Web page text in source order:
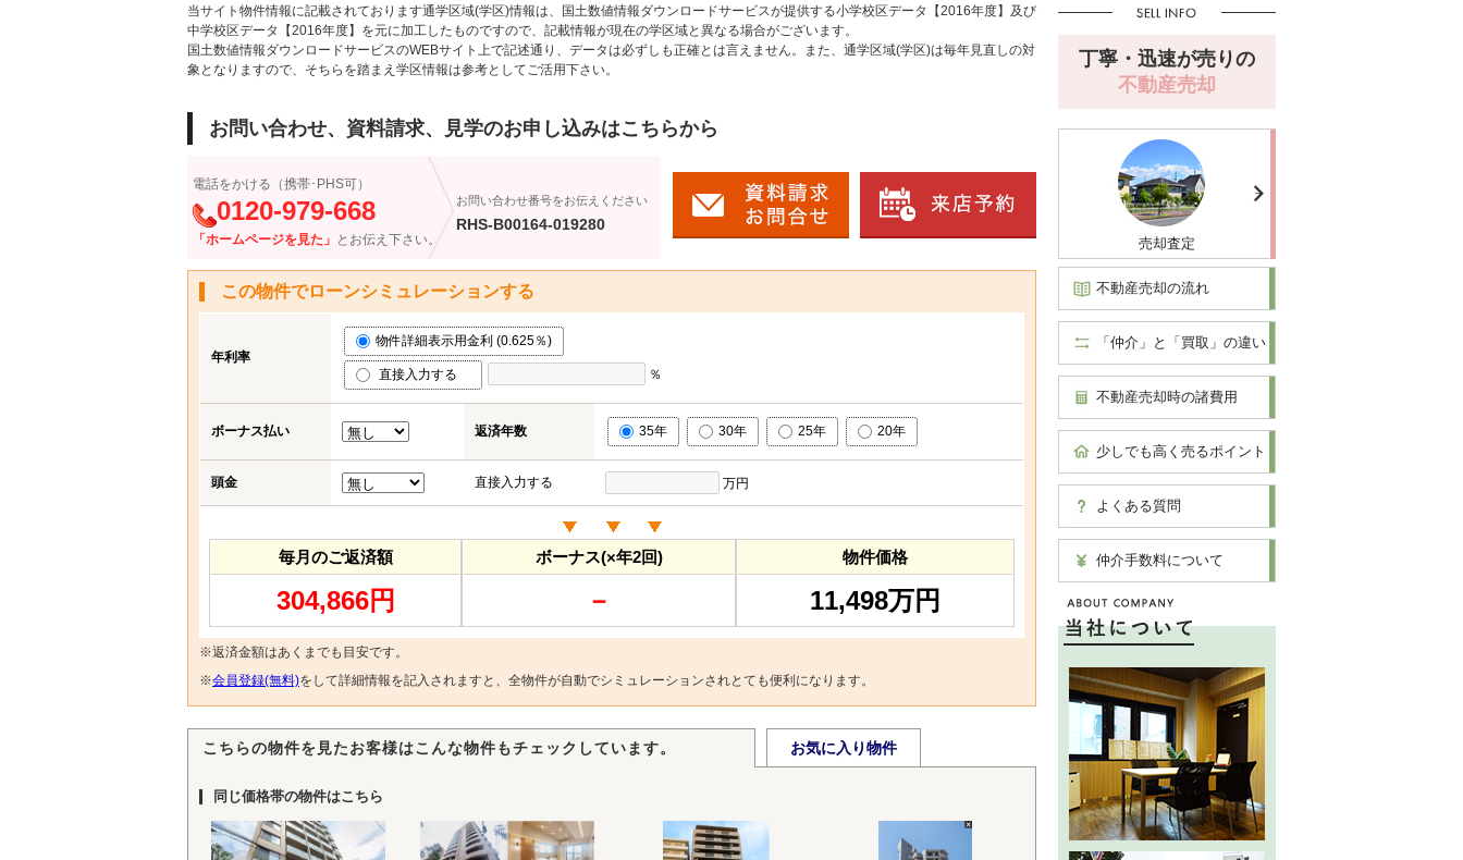
当サイト物件情報に記載されております通学区域(学区)情報は、国土数値情報ダウンロードサービスが提供する小学校区データ【2016年度】及び
中学校区データ【2016年度】を元に加工したものですので、記載情報が現在の学区域と異なる場合がございます。
国土数値情報ダウンロードサービスのWEBサイト上で記述通り、データは必ずしも正確とは言えません。また、通学区域(学区)は毎年見直しの対
象となりますので、そちらを踏まえ学区情報は参考としてご活用下さい。
お問い合わせ、資料請求、見学のお申し込みはこちらから
電話をかける（携帯･PHS可）
0120-979-668
「ホームページを見た」 とお伝え下さい。
お問い合わせ番号をお伝えください
RHS-B00164-019280
この物件でローンシミュレーションする
年利率
物件詳細表示用金利 (0.625％)
直接入力する ％
ボーナス払い 返済年数 35年 30年 25年 20年
頭金 直接入力する 万円
毎月のご返済額
304,866円
ボーナス(×年2回)
－
物件価格
11,498万円
※返済金額はあくまでも目安です。
※会員登録(無料)をして詳細情報を記入されますと、全物件が自動でシミュレーションされとても便利になります。
こちらの物件を見たお客様はこんな物件もチェックしています。 お気に入り物件
同じ価格帯の物件はこちら
丁寧・迅速が売りの
不動産売却
売却査定
不動産売却の流れ
「仲介」と「買取」の違い
不動産売却時の諸費用
少しでも高く売るポイント
よくある質問
仲介手数料について